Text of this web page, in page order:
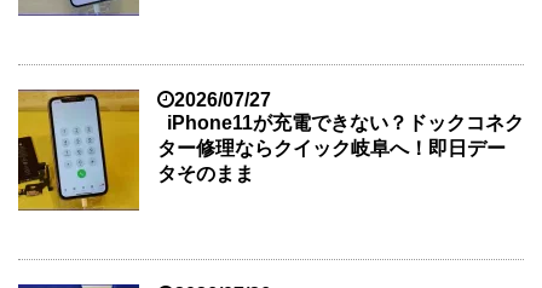
2026/07/27
iPhone11が充電できない？ドックコネク
ター修理ならクイック岐阜へ！即日デー
タそのまま